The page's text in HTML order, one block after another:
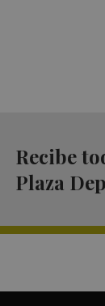
Recibe
Plaza